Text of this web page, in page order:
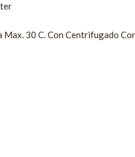
Max. 30 C. Con Centrifugado